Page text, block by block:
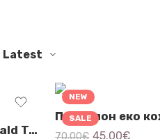
Latest
Дамски панталон – Emerald Tropics – 3702
NEW
SALE
Панталон еко
70.00€ 45.00€